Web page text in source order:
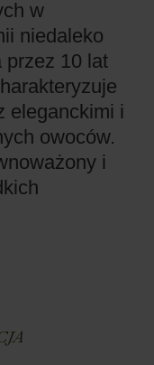
w
niedaleko
przez 10 lat
eleganckimi i
owoców.
i